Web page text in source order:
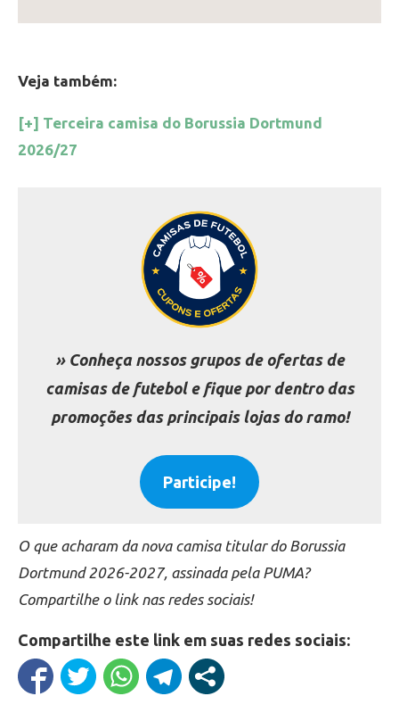
Veja também:
[+] Terceira camisa do Borussia Dortmund
2026/27
» Conheça nossos grupos de ofertas de
camisas de futebol e fique por dentro das
promoções das principais lojas do ramo!
Participe!
O que acharam da nova camisa titular do Borussia
Dortmund 2026-2027, assinada pela PUMA?
Compartilhe o link nas redes sociais!
Compartilhe este link em suas redes sociais: